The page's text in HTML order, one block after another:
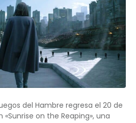
del Hambre regresa el 20 de
on the Reaping», una